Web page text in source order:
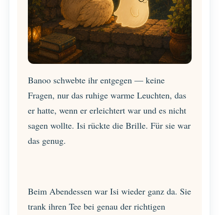
Banoo schwebte ihr entgegen — keine
Fragen, nur das ruhige warme Leuchten, das
er hatte, wenn er erleichtert war und es nicht
sagen wollte. Isi rückte die Brille. Für sie war
das genug.
Beim Abendessen war Isi wieder ganz da. Sie
trank ihren Tee bei genau der richtigen